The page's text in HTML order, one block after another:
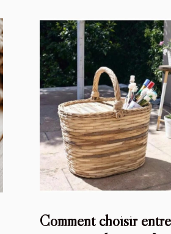
Comment choisir